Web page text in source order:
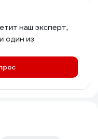
наш эксперт,
один из